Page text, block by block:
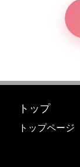
トップ
トップページ